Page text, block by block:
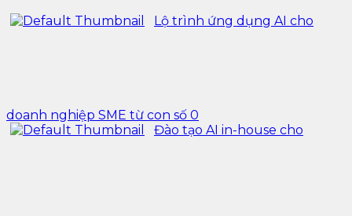
Lộ trình ứng dụng AI cho
doanh nghiệp SME từ con số 0
Đào tạo AI in-house cho